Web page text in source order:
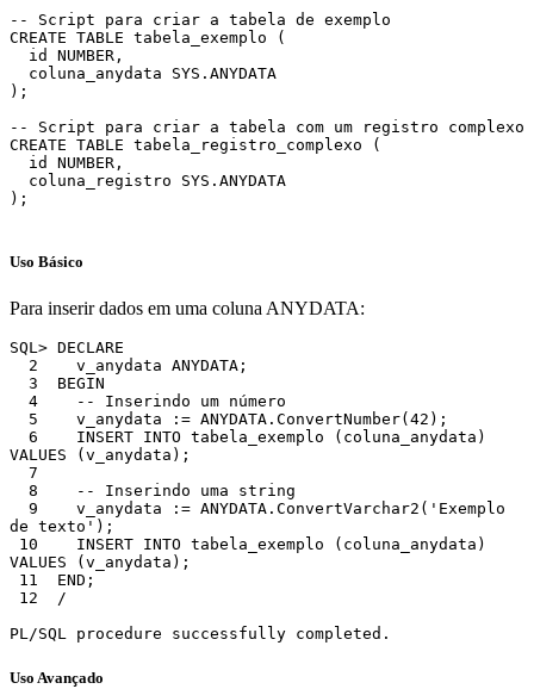
-- Script para criar a tabela de exemplo
CREATE TABLE tabela_exemplo (
);
-- Script para criar a tabela com um registro complexo
CREATE TABLE tabela_registro_complexo (
);
Uso Básico
Para inserir dados em uma coluna ANYDATA:
SQL> DECLARE
VALUES (v_anydata);
de texto');
VALUES (v_anydata);
Uso Avançado